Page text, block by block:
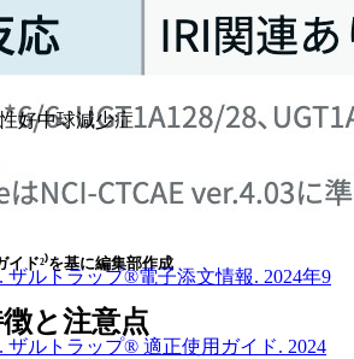
好中球減少症
ザルトラップ®電子添文情報. 2024年9
ザルトラップ® 適正使用ガイド. 2024
ド²⁾を基に編集部作成
と注意点